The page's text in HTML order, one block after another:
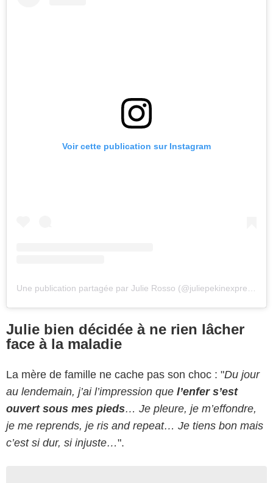
Voir cette publication sur Instagram
Une publication partagée par Julie Rosso (@juliepekinexpress)
Julie bien décidée à ne rien lâcher
face à la maladie
La mère de famille ne cache pas son choc : "Du jour
au lendemain, j’ai l’impression que l’enfer s’est
ouvert sous mes pieds… Je pleure, je m’effondre,
je me reprends, je ris and repeat… Je tiens bon mais
c’est si dur, si injuste…".